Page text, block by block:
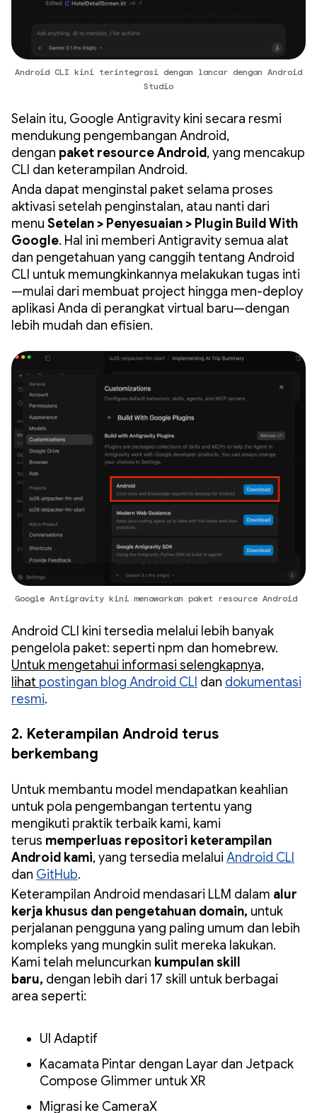
Android CLI kini terintegrasi dengan lancar dengan Android
Studio
Selain itu, Google Antigravity kini secara resmi
mendukung pengembangan Android,
dengan paket resource Android, yang mencakup
CLI dan keterampilan Android.
Anda dapat menginstal paket selama proses
aktivasi setelah penginstalan, atau nanti dari
menu Setelan > Penyesuaian > Plugin Build With
Google. Hal ini memberi Antigravity semua alat
dan pengetahuan yang canggih tentang Android
CLI untuk memungkinkannya melakukan tugas inti
—mulai dari membuat project hingga men-deploy
aplikasi Anda di perangkat virtual baru—dengan
lebih mudah dan efisien.
Google Antigravity kini menawarkan paket resource Android
Android CLI kini tersedia melalui lebih banyak
pengelola paket: seperti npm dan homebrew.
Untuk mengetahui informasi selengkapnya,
lihat postingan blog Android CLI dan dokumentasi
resmi.
2. Keterampilan Android terus
berkembang
Untuk membantu model mendapatkan keahlian
untuk pola pengembangan tertentu yang
mengikuti praktik terbaik kami, kami
terus memperluas repositori keterampilan
Android kami, yang tersedia melalui Android CLI
dan GitHub.
Keterampilan Android mendasari LLM dalam alur
kerja khusus dan pengetahuan domain, untuk
perjalanan pengguna yang paling umum dan lebih
kompleks yang mungkin sulit mereka lakukan.
Kami telah meluncurkan kumpulan skill
baru, dengan lebih dari 17 skill untuk berbagai
area seperti:
UI Adaptif
Kacamata Pintar dengan Layar dan Jetpack
Compose Glimmer untuk XR
Migrasi ke CameraX